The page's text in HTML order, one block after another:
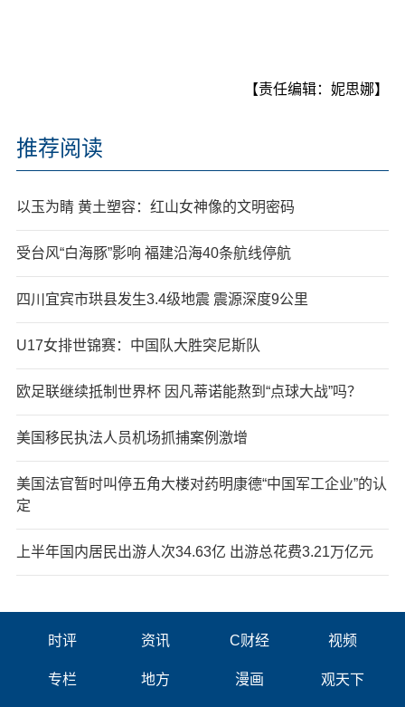
【责任编辑：妮思娜】
推荐阅读
以玉为睛 黄土塑容：红山女神像的文明密码
受台风“白海豚”影响 福建沿海40条航线停航
四川宜宾市珙县发生3.4级地震 震源深度9公里
U17女排世锦赛：中国队大胜突尼斯队
欧足联继续抵制世界杯 因凡蒂诺能熬到“点球大战”吗？
美国移民执法人员机场抓捕案例激增
美国法官暂时叫停五角大楼对药明康德“中国军工企业”的认
定
上半年国内居民出游人次34.63亿 出游总花费3.21万亿元
时评 资讯 C财经 视频
专栏 地方 漫画 观天下